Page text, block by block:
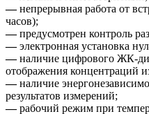
—непрерывная работа от
часов);
—предусмотрен контроль
—электронная установка
—наличие цифрового ЖК-
отображения концентраций
—наличие
результатов измерений;
—рабочий режим при